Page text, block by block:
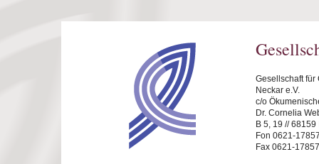
Gesellschaft
Neckar e.V.
c/o
Dr. Cornelia
B 5, 19 //
Fon 0621-
Fax 0621-